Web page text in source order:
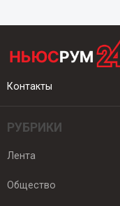
Контакты
РУБРИКИ
Лента
Общество